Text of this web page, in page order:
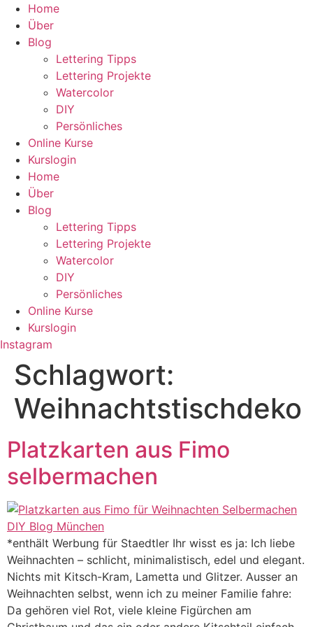
Zum
Inhalt
wechseln
Home
Über
Blog
Lettering Tipps
Lettering Projekte
Watercolor
DIY
Persönliches
Online Kurse
Kurslogin
Home
Über
Blog
Lettering Tipps
Lettering Projekte
Watercolor
DIY
Persönliches
Online Kurse
Kurslogin
Instagram
Schlagwort:
Weihnachtstischdeko
Platzkarten aus Fimo
selbermachen
*enthält Werbung für Staedtler Ihr wisst es ja: Ich liebe
Weihnachten – schlicht, minimalistisch, edel und elegant.
Nichts mit Kitsch-Kram, Lametta und Glitzer. Ausser an
Weihnachten selbst, wenn ich zu meiner Familie fahre:
Da gehören viel Rot, viele kleine Figürchen am